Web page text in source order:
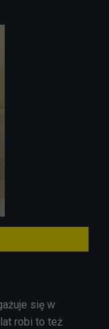
się w
robi to też